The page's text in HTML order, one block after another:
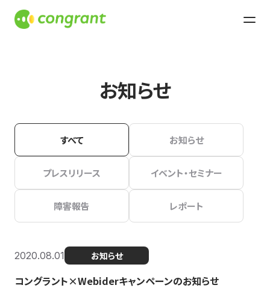
お知らせ
すべて お知らせ
プレスリリース イベント・セミナー
障害報告 レポート
2020.08.01 お知らせ
コングラント×Webiderキャンペーンのお知らせ